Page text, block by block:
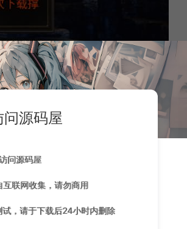
源码屋
问源码屋
联网收集，请勿商用
，请于下载后24小时内删除